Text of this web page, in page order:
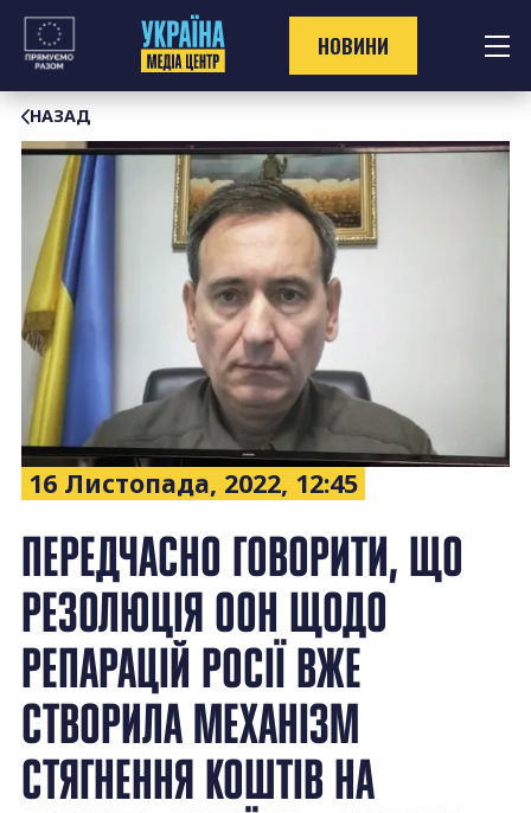
Перейти
контенту
НОВИНИ
НАЗАД
16 Листопада, 2022, 12:45
ПЕРЕДЧАСНО ГОВОРИТИ, ЩО
РЕЗОЛЮЦІЯ ООН ЩОДО
РЕПАРАЦІЙ РОСІЇ ВЖЕ
СТВОРИЛА МЕХАНІЗМ
СТЯГНЕННЯ КОШТІВ НА